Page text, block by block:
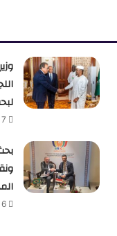
7 أغسطس، 2026
6 أغسطس، 2026